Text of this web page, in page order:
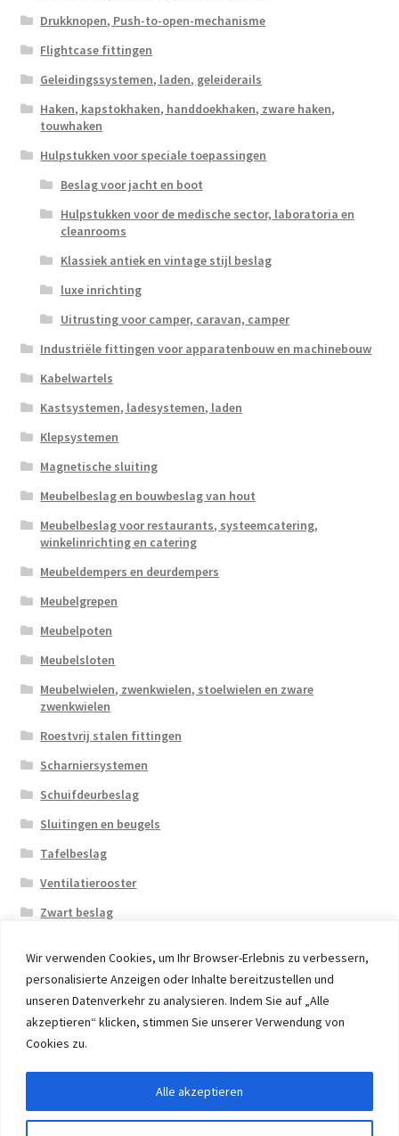
Wir verwenden Cookies, um Ihr Browser-Erlebnis zu verbessern,
personalisierte Anzeigen oder Inhalte bereitzustellen und
unseren Datenverkehr zu analysieren. Indem Sie auf „Alle
akzeptieren“ klicken, stimmen Sie unserer Verwendung von
Cookies zu.
Alle akzeptieren
Drukknopen, Push-to-open-mechanisme
Flightcase fittingen
Geleidingssystemen, laden, geleiderails
Haken, kapstokhaken, handdoekhaken, zware haken,
touwhaken
Hulpstukken voor speciale toepassingen
Beslag voor jacht en boot
Hulpstukken voor de medische sector, laboratoria en
cleanrooms
Klassiek antiek en vintage stijl beslag
luxe inrichting
Uitrusting voor camper, caravan, camper
Industriële fittingen voor apparatenbouw en machinebouw
Kabelwartels
Kastsystemen, ladesystemen, laden
Klepsystemen
Magnetische sluiting
Meubelbeslag en bouwbeslag van hout
Meubelbeslag voor restaurants, systeemcatering,
winkelinrichting en catering
Meubeldempers en deurdempers
Meubelgrepen
Meubelpoten
Meubelsloten
Meubelwielen, zwenkwielen, stoelwielen en zware
zwenkwielen
Roestvrij stalen fittingen
Scharniersystemen
Schuifdeurbeslag
Sluitingen en beugels
Tafelbeslag
Ventilatierooster
Zwart beslag
© 2026 Eruon Trade UG, Germany, member of the ERUON